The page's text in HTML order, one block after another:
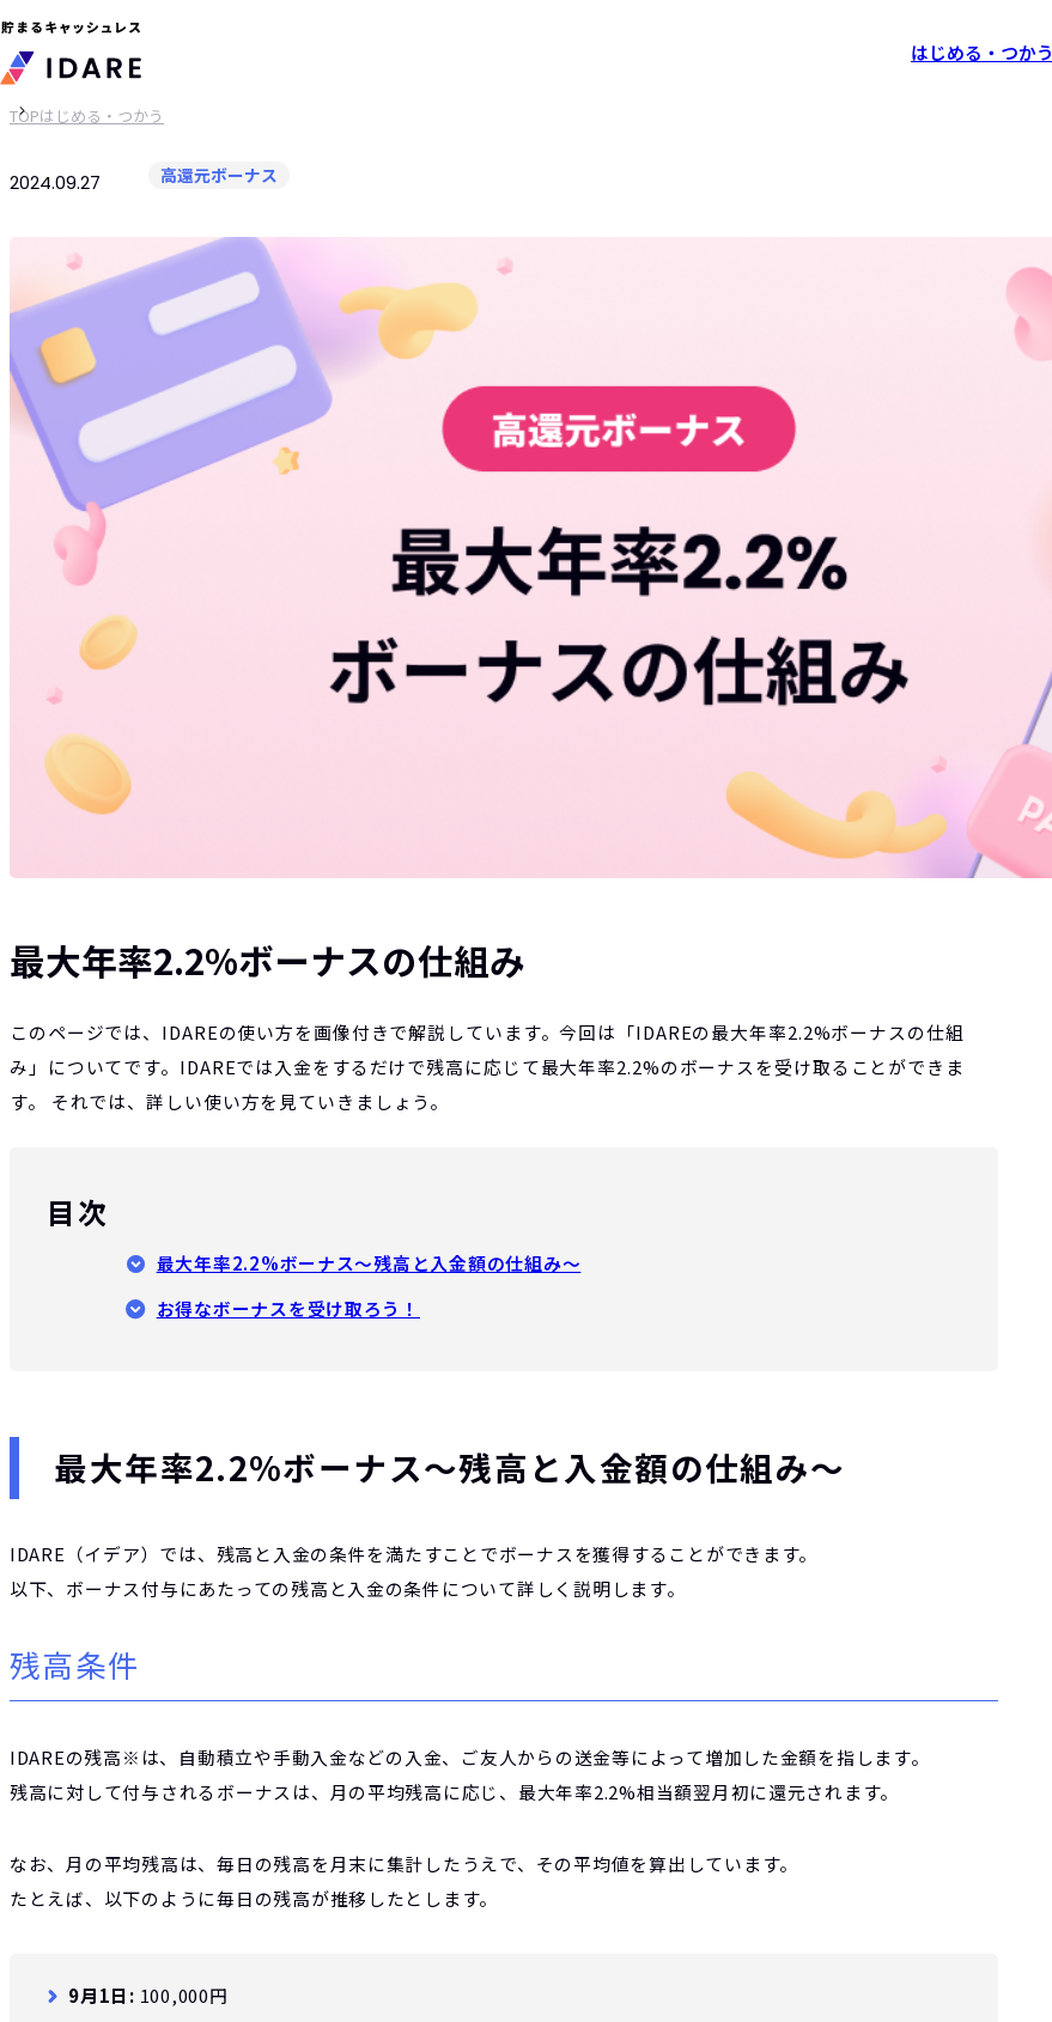
はじめる・つかう
TOPはじめる・つかう
2024.09.27 高還元ボーナス
最大年率2.2%ボーナスの仕組み
このページでは、IDAREの使い方を画像付きで解説しています。今回は「IDAREの最大年率2.2%ボーナスの仕組
み」についてです。IDAREでは入金をするだけで残高に応じて最大年率2.2%のボーナスを受け取ることができま
す。 それでは、詳しい使い方を見ていきましょう。
目次
最大年率2.2%ボーナス〜残高と入金額の仕組み〜
お得なボーナスを受け取ろう！
最大年率2.2%ボーナス〜残高と入金額の仕組み〜
IDARE（イデア）では、残高と入金の条件を満たすことでボーナスを獲得することができます。
以下、ボーナス付与にあたっての残高と入金の条件について詳しく説明します。
残高条件
IDAREの残高※は、自動積立や手動入金などの入金、ご友人からの送金等によって増加した金額を指します。
残高に対して付与されるボーナスは、月の平均残高に応じ、最大年率2.2%相当額翌月初に還元されます。
なお、月の平均残高は、毎日の残高を月末に集計したうえで、その平均値を算出しています。
たとえば、以下のように毎日の残高が推移したとします。
9月1日: 100,000円